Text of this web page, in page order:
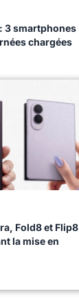
3 smartphones
chargées
Fold8 et Flip8
la mise en